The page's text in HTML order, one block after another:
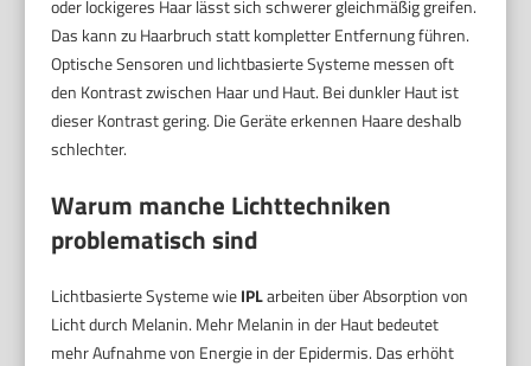
oder lockigeres Haar lässt sich schwerer gleichmäßig greifen.
Das kann zu Haarbruch statt kompletter Entfernung führen.
Optische Sensoren und lichtbasierte Systeme messen oft
den Kontrast zwischen Haar und Haut. Bei dunkler Haut ist
dieser Kontrast gering. Die Geräte erkennen Haare deshalb
schlechter.
Warum manche Lichttechniken
problematisch sind
Lichtbasierte Systeme wieIPLarbeiten über Absorption von
Licht durch Melanin. Mehr Melanin in der Haut bedeutet
mehr Aufnahme von Energie in der Epidermis. Das erhöht